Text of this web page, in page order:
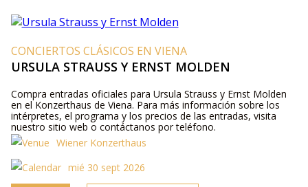
CONCIERTOS CLÁSICOS EN VIENA
URSULA STRAUSS Y ERNST MOLDEN
Compra entradas oficiales para Ursula Strauss y Ernst Molden
en el Konzerthaus de Viena. Para más información sobre los
intérpretes, el programa y los precios de las entradas, visita
nuestro sitio web o contáctanos por teléfono.
Wiener Konzerthaus
mié 30 sept 2026